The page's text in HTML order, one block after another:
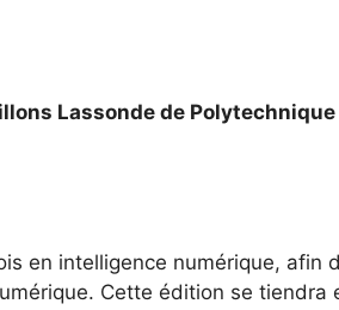
Lassonde de
en intelligence numérique, afin
Cette édition se tiendra